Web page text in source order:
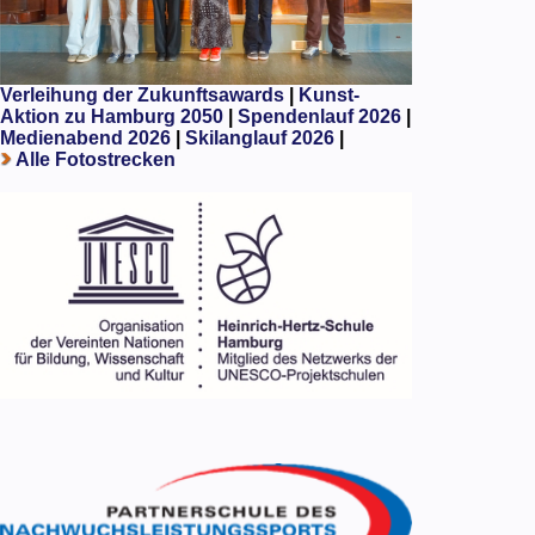
Verleihung der Zukunftsawards|
Kunst-
Aktion zu Hamburg 2050
Spendenlauf 2026|
Medienabend 2026| Skilanglauf 2026|
Alle Fotostrecken